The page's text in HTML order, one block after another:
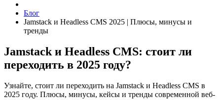
Блог
Jamstack и Headless CMS 2025 | Плюсы, минусы и
тренды
Jamstack и Headless CMS: стоит ли
переходить в 2025 году?
Узнайте, стоит ли переходить на Jamstack и Headless CMS в
2025 году. Плюсы, минусы, кейсы и тренды современной веб-